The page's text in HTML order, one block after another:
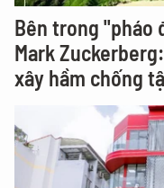
Bên trong "pháo
Mark
xây hầm chống